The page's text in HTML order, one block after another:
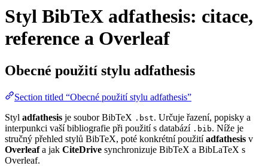
Styl BibTeX adfathesis: citace,
reference a Overleaf
Obecné použití stylu adfathesis
Section titled “Obecné použití stylu adfathesis”
Styl adfathesis je soubor BibTeX .bst. Určuje řazení, popisky a
interpunkci vaší bibliografie při použití s databází .bib. Níže je
stručný přehled stylů BibTeX, poté konkrétní použitíadfathesis v
Overleafa jak CiteDrive synchronizuje BibTeX a BibLaTeX s
Overleaf.